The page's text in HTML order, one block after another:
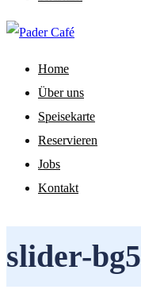
Home
Über uns
Speisekarte
Reservieren
Jobs
Kontakt
slider-bg5